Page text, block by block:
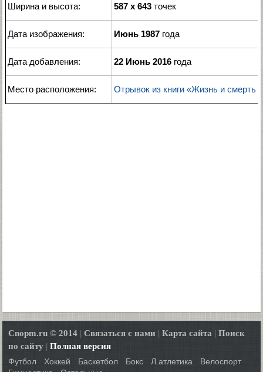
Ширина и высота: 587 x 643 точек
Дата изображения: Июнь 1987 года
Дата добавления: 22 Июнь 2016 года
Место расположения: Отрывок из книги «Жизнь и смерть
Cnopm.ru © 2014 | Связаться с нами | Карта сайта | Поиск
по сайту | Полная версия
Футбол
Хоккей Баскетбол Бокс Л.атлетика
Велоспорт